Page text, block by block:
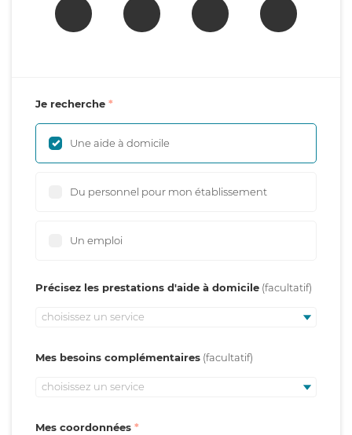
Je recherche
Une aide à domicile
Du personnel pour mon établissement
Un emploi
Précisez les prestations d'aide à domicile
choisissez un service
Mes besoins complémentaires
choisissez un service
Mes coordonnées